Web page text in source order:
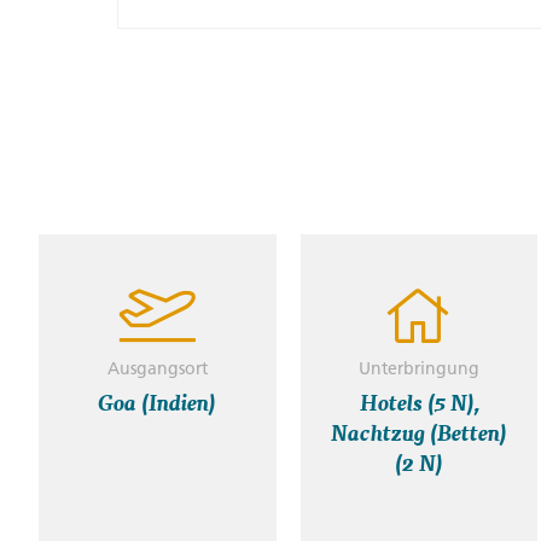
Ausgangsort
Goa (Indien)
Unterbringung
Hotels (5 N),
Nachtzug (Betten)
(2 N)